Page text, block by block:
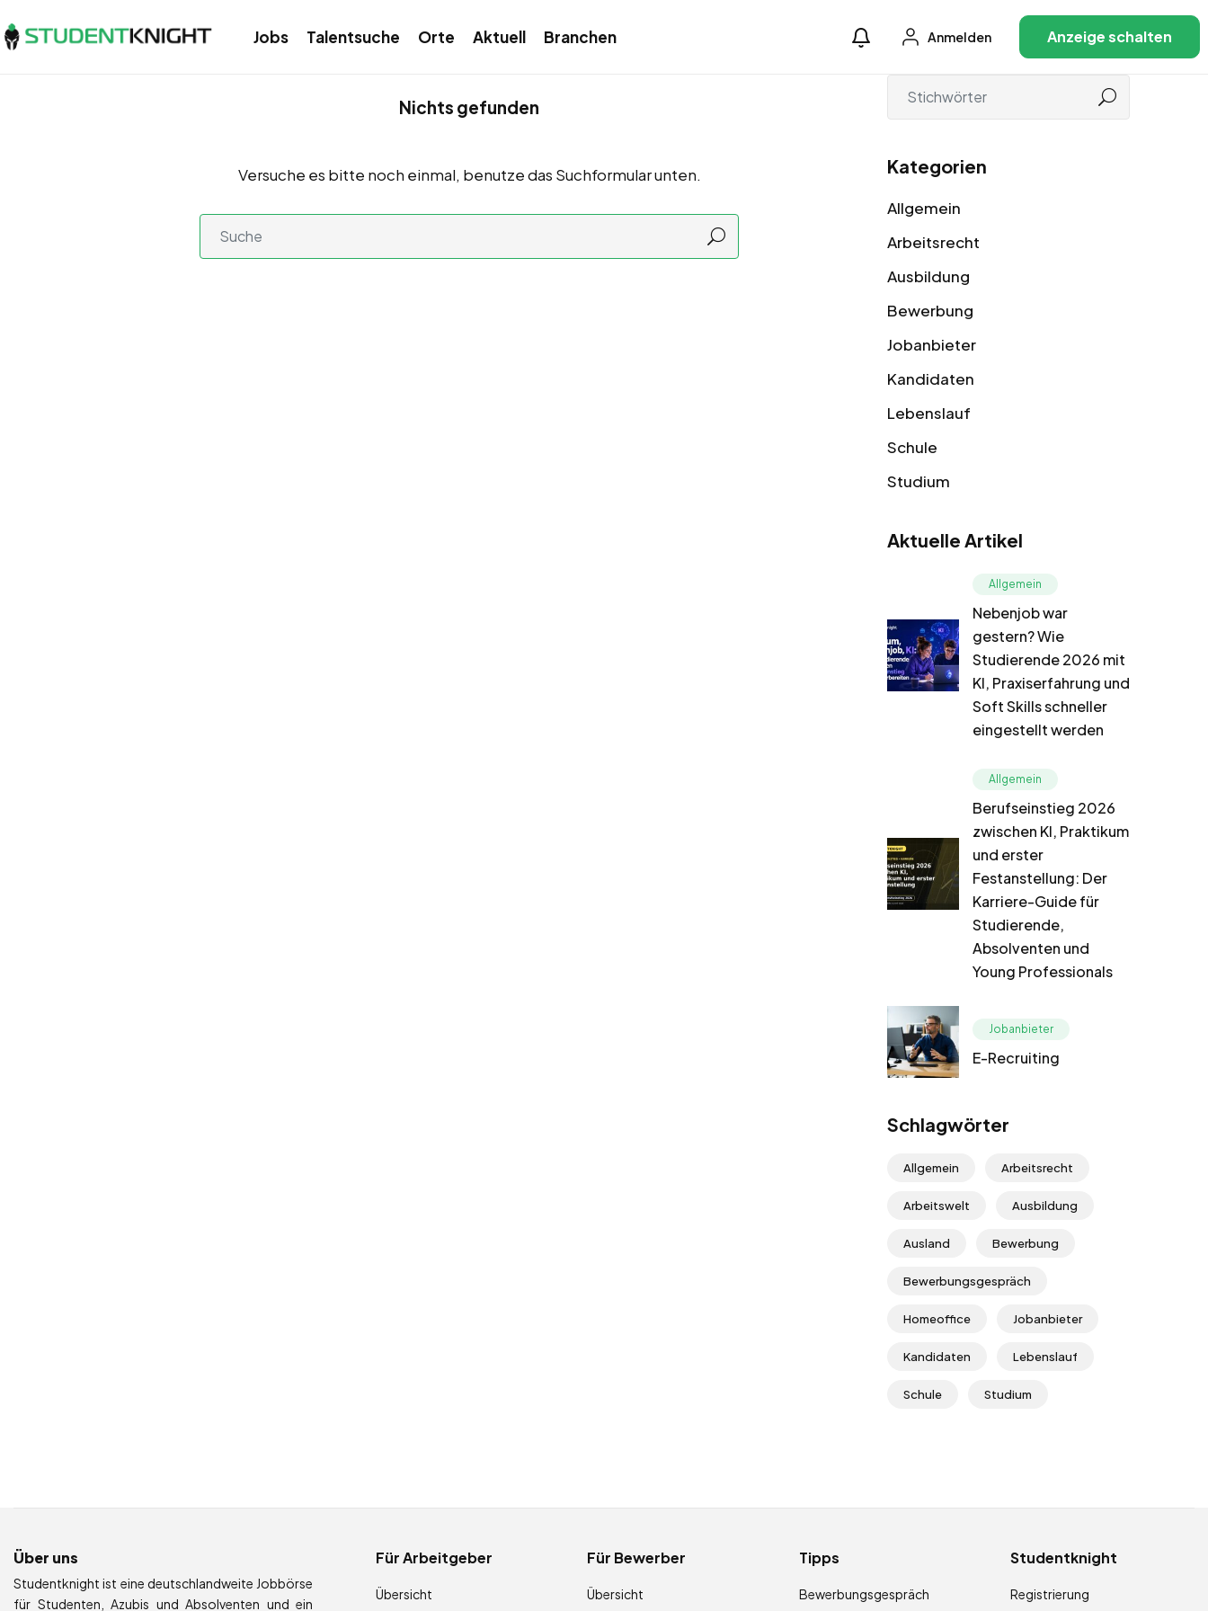
Jobs Talentsuche Orte Aktuell Branchen Anmelden Anzeige schalten
Nichts gefunden
Versuche es bitte noch einmal, benutze das Suchformular unten. Kategorien
Allgemein
Arbeitsrecht
Ausbildung
Bewerbung
Jobanbieter
Kandidaten
Lebenslauf
Schule
Studium
Aktuelle Artikel
Allgemein
Nebenjob war
gestern? Wie
Studierende 2026 mit
KI, Praxiserfahrung und
Soft Skills schneller
eingestellt werden
Allgemein
Berufseinstieg 2026
zwischen KI, Praktikum
und erster
Festanstellung: Der
Karriere-Guide für
Studierende,
Absolventen und
Young Professionals
Jobanbieter
E-Recruiting
Schlagwörter
Allgemein Arbeitsrecht
Arbeitswelt Ausbildung
Ausland Bewerbung
Bewerbungsgespräch
Homeoffice Jobanbieter
Kandidaten Lebenslauf
Schule Studium
Über uns
Studentknight ist eine deutschlandweite Jobbörse
für Studenten, Azubis und Absolventen und ein
Für Arbeitgeber
Übersicht
Für Bewerber
Übersicht
Tipps
Bewerbungsgespräch
Studentknight
Registrierung